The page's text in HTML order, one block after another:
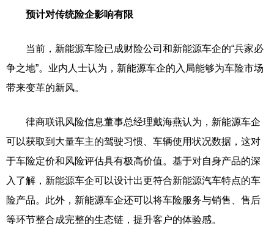
预计对传统险企影响有限
当前，新能源车险已成财险公司和新能源车企的“兵家必
争之地”。业内人士认为，新能源车企的入局能够为车险市场
带来变革的新风。
律商联讯风险信息董事总经理戴海燕认为，新能源车企
可以获取到大量车主的驾驶习惯、车辆使用状况数据，这对
于车险定价和风险评估具有极高价值。基于对自身产品的深
入了解，新能源车企可以设计出更符合新能源汽车特点的车
险产品。此外，新能源车企还可以将车险服务与销售、售后
等环节整合成完整的生态链，提升客户的体验感。